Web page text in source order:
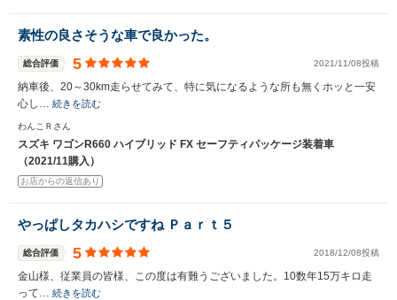
素性の良さそうな車で良かった。
総合評価 5 2021/11/08投稿
納車後、20～30km走らせてみて、特に気になるような所も無くホッと一安
心し… 続きを読む
わんこＲさん
スズキ ワゴンR660 ハイブリッド FX セーフティパッケージ装着車
（2021/11購入）
お店からの返信あり
やっぱしタカハシですね Ｐａｒｔ５
総合評価 5 2018/12/08投稿
金山様、従業員の皆様、この度は有難うございました。10数年15万キロ走
って… 続きを読む